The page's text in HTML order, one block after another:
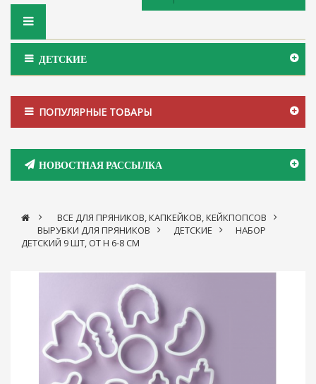
Toggle
ДЕТСКИЕ
ПОПУЛЯРНЫЕ ТОВАРЫ
НОВОСТНАЯ РАССЫЛКА
>
ВСЕ ДЛЯ ПРЯНИКОВ, КАПКЕЙКОВ, КЕЙКПОПСОВ
ВЫРУБКИ ДЛЯ ПРЯНИКОВ > ДЕТСКИЕ >
НАБОР
ДЕТСКИЙ 9 ШТ, ОТ Н 6-8 СМ